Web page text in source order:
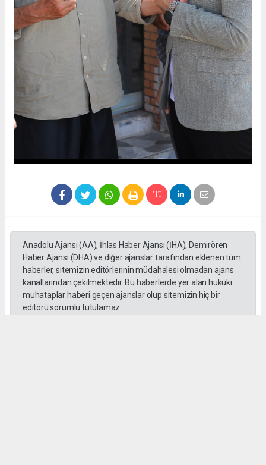
Anadolu Ajansı (AA), İhlas Haber Ajansı (İHA), Demirören
Haber Ajansı (DHA) ve diğer ajanslar tarafından eklenen tüm
haberler, sitemizin editörlerinin müdahalesi olmadan ajans
kanallarından çekilmektedir. Bu haberlerde yer alan hukuki
muhataplar haberi geçen ajanslar olup sitemizin hiç bir
editörü sorumlu tutulamaz...